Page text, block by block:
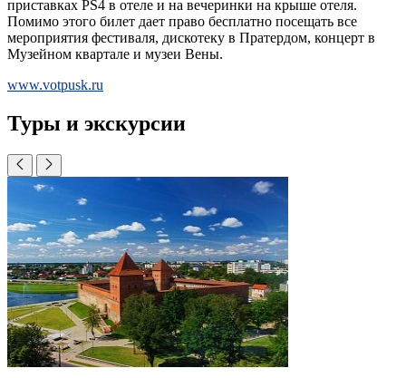
приставках PS4 в отеле и на вечеринки на крыше отеля.
Помимо этого билет дает право бесплатно посещать все
мероприятия фестиваля, дискотеку в Пратердом, концерт в
Музейном квартале и музеи Вены.
www.votpusk.ru
Туры и экскурсии